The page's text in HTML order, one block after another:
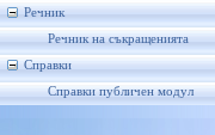
Речник
Речник на съкращенията
Справки
Справки публичен модул